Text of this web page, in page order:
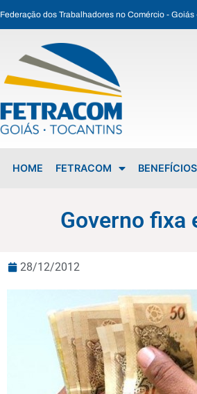
Federação dos Trabalhadores no Comércio - Goiás
HOME FETRACOM BENEFÍCIOS
Governo fixa
28/12/2012